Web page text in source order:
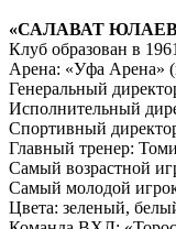
«САЛАВАТ
Клуб образован в
Арена: «Уфа Арена»
Генеральный
Исполнительный
Спортивный
Главный тренер:
Самый возрастной
Самый молодой
Цвета: зеленый,